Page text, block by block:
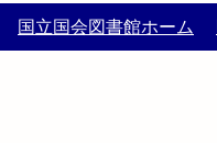
国立国会図書館ホーム